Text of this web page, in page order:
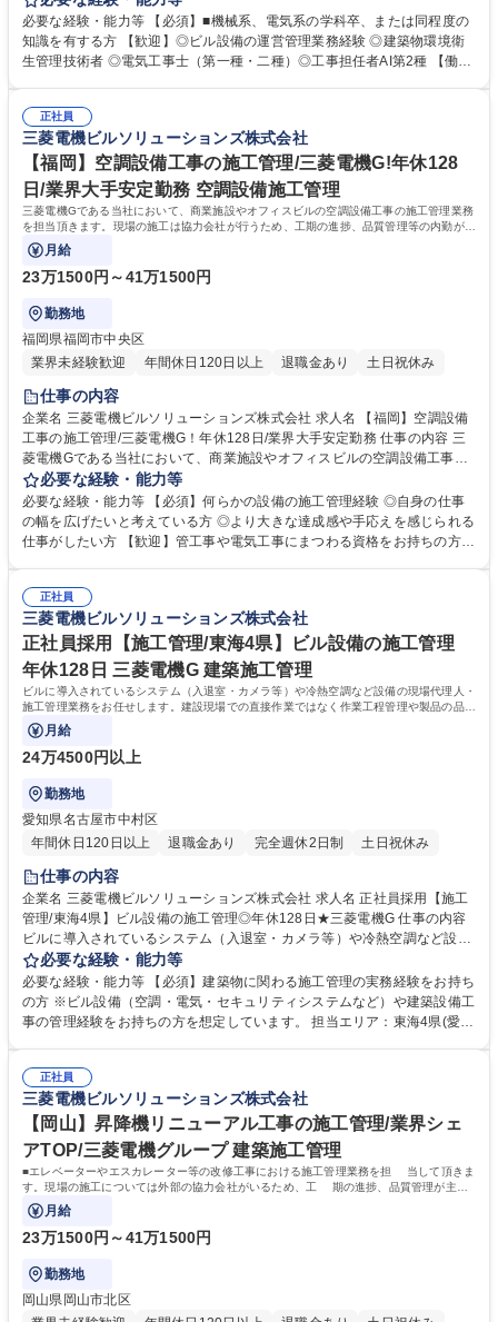
くことはありますが、工事作業は別部署が行うためございません。 【業務
内容】青森市内の当社契約のお客様ビルにて、受変電設備、ビル管理シス
テム等の保守・修理を、協力会社と連携し実施いただきます。 上記以外に
技術を学ぶことができ、入社後約1年間は各種研修会への参加やOJTによ
る教育を計画しています。 募集職種 【青森】業界トップ企業でビル設備
保守管理/年休128日/25年度賞与6ヵ月分支給
必要な経験・能力等 【必須】■機械系、電気系の学科卒、または同程度の
知識を有する方 【歓迎】◎ビル設備の運営管理業務経験 ◎建築物環境衛
生管理技術者 ◎電気工事士（第一種・二種）◎工事担任者AI第2種 【働き
の最大8割を会社規定に基づき会社が負担)有 【弊社について】■三菱電機
製昇降機・空調・冷凍機器・ビルシステム設備のメンテナンス・修理を始
めとするビル総合管理の会社です。 学歴・資格 学歴：大学院 大学 高専 短
大 専修学校 高校 語学力： 資格：第一種運転免許普通自動車
正社員
三菱電機ビルソリューションズ株式会社
【福岡】空調設備工事の施工管理/三菱電機G!年休128
日/業界大手安定勤務 空調設備施工管理
三菱電機Gである当社において、商業施設やオフィスビルの空調設備工事の施工管理業務
を担当頂きます。現場の施工は協力会社が行うため、工期の進捗、品質管理等の内勤がメ
インになります。
月給
23万1500円～41万1500円
勤務地
福岡県福岡市中央区
業界未経験歓迎
年間休日120日以上 退職金あり 土日祝休み
仕事の内容
企業名 三菱電機ビルソリューションズ株式会社 求人名 【福岡】空調設備
工事の施工管理/三菱電機G！年休128日/業界大手安定勤務 仕事の内容 三
菱電機Gである当社において、商業施設やオフィスビルの空調設備工事の
施工管理業務を担当頂きます。現場の施工は協力会社が行うため、工期の
進捗、品質管理等の内勤がメインになります。 【具体的には】顧客の依頼
に対し、現地調査-工程立案（施工計画/図面作成）-施工業者選定-現場管理
（工事）-納品までを一気通貫で担います。納期は短期で1カ月程度、長期
ネジメントでき、裁量の幅があります。（業務内容の変更の範囲）当社業
務全般 募集職種 【福岡】空調設備工事の施工管理/三菱電機G！年休128
日/業界大手安定勤務
必要な経験・能力等
必要な経験・能力等 【必須】何らかの設備の施工管理経験 ◎自身の仕事
の幅を広げたいと考えている方 ◎より大きな達成感や手応えを感じられる
仕事がしたい方 【歓迎】管工事や電気工事にまつわる資格をお持ちの方
待ちしております。 ※採用事例：水道給排水工事の施工管理経験者 入社
後の研修や、現場でのOJTでしっかり学べます。 学歴・資格 学歴：大学
院 大学 高専 短大 専修学校 高校 語学力： 資格：
正社員
三菱電機ビルソリューションズ株式会社
正社員採用【施工管理/東海4県】ビル設備の施工管理
年休128日 三菱電機G 建築施工管理
ビルに導入されているシステム（入退室・カメラ等）や冷熱空調など設備の現場代理人・
施工管理業務をお任せします。建設現場での直接作業ではなく作業工程管理や製品の品質
管理をお任せします。
月給
24万4500円以上
勤務地
愛知県名古屋市中村区
年間休日120日以上
退職金あり 完全週休2日制 土日祝休み
仕事の内容
企業名 三菱電機ビルソリューションズ株式会社 求人名 正社員採用【施工
管理/東海4県】ビル設備の施工管理◎年休128日★三菱電機G 仕事の内容
ビルに導入されているシステム（入退室・カメラ等）や冷熱空調など設備
の現場代理人・施工管理業務をお任せします。建設現場での直接作業では
なく作業工程管理や製品の品質管理をお任せします。 【具体的には】建築
工程と据付工事のズレや製品の不具合等様々な問題に対し、建築会社や関
係部門と連携を取り問題を解決していきます。現地調査→工程立案(施工
必要な経験・能力等
必要な経験・能力等 【必須】建築物に関わる施工管理の実務経験をお持ち
の方 ※ビル設備（空調・電気・セキュリティシステムなど）や建築設備工
事の管理経験をお持ちの方を想定しています。 担当エリア：東海4県(愛知
正社員
三菱電機ビルソリューションズ株式会社
【岡山】昇降機リニューアル工事の施工管理/業界シェ
アTOP/三菱電機グループ 建築施工管理
■エレベーターやエスカレーター等の改修工事における施工管理業務を担 当して頂きま
す。現場の施工については外部の協力会社がいるため、工 期の進捗、品質管理が主な
業務となります。
月給
23万1500円～41万1500円
勤務地
岡山県岡山市北区